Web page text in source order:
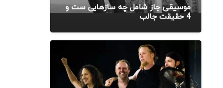
موسیقی جاز شامل چه سازهایی ست و
4 حقیقت جالب